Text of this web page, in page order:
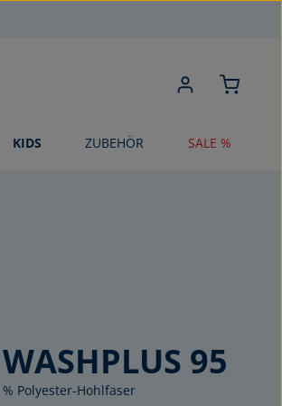
KIDS ZUBEHÖR SALE %
95
Polyester-Hohlfaser